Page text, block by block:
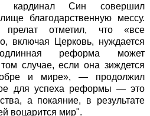
кардинал Син совершил
благодарственную мессу.
отметил, что «все
включая Церковь, нуждается
реформа может
случае, если она зиждется
и мире», — продолжил
для успеха реформы — это
а покаяние, в результате
воцарится мир".